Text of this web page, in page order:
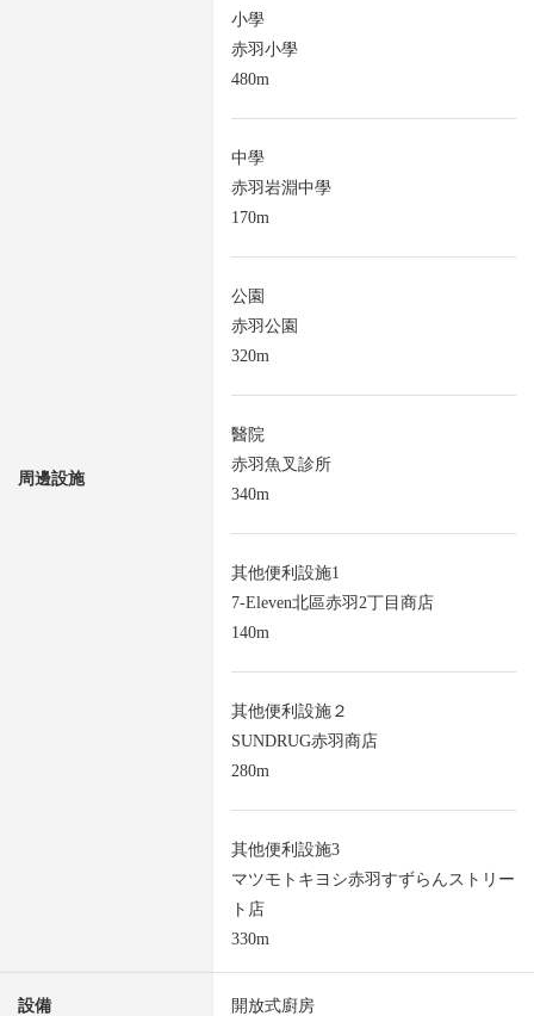
周邊設施
小學
赤羽小學
480m
中學
赤羽岩淵中學
170m
公園
赤羽公園
320m
醫院
赤羽魚叉診所
340m
其他便利設施1
7-Eleven北區赤羽2丁目商店
140m
其他便利設施２
SUNDRUG赤羽商店
280m
其他便利設施3
マツモトキヨシ赤羽すずらんストリー
ト店
330m
設備 開放式廚房